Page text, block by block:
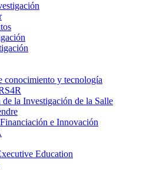
conocimiento y tecnología
la Investigación de la Salle
e Innovación
Education